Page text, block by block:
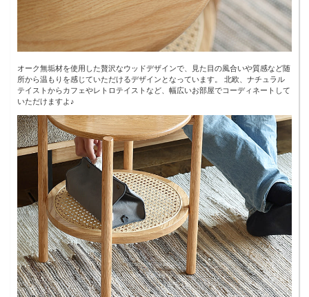
オーク無垢材を使用した贅沢なウッドデザインで、見た目の風合いや質感など随
所から温もりを感じていただけるデザインとなっています。 北欧、ナチュラル
テイストからカフェやレトロテイストなど、幅広いお部屋でコーディネートして
いただけますよ♪